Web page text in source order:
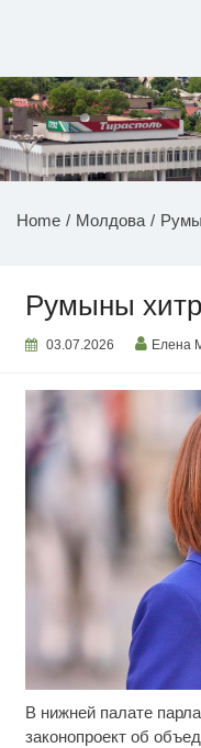
НОВОСТИ
Home Молдова
Румыны
03.07.2026 Елена
В нижней палате
законопроект об
Скрытая
вытворяют,